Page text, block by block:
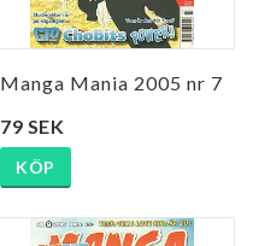
Manga Mania 2005 nr 7
79 SEK
KÖP